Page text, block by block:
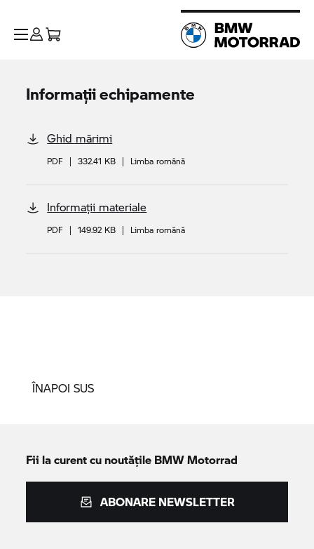
Informații echipamente
Ghid mărimi
PDF | 332.41 KB | Limba română
Informații materiale
PDF | 149.92 KB | Limba română
ÎNAPOI SUS
Fii la curent cu noutățile BMW Motorrad
ABONARE NEWSLETTER